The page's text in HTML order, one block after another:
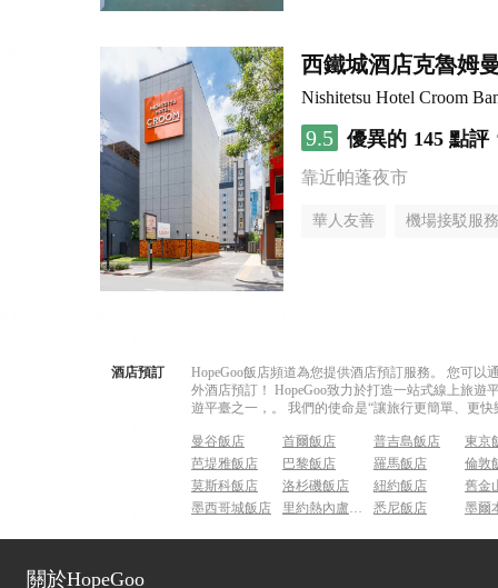
西鐵城酒店克魯姆
Nishitetsu Hotel Croom
9.5 優異的 145 點評
靠近帕蓬夜市
華人友善 機場接駁服務
酒店預訂
HopeGoo飯店頻道為您提供酒店預訂服務。 您可
外酒店預訂！ HopeGoo致力於打造一站式線上旅
遊平臺之一，。 我們的使命是“讓旅行更簡單、更
曼谷飯店 首爾飯店 普吉島飯店
東京
芭堤雅飯店
巴黎飯店 羅馬飯店
倫敦
莫斯科飯店
洛杉磯飯店 紐約飯店
舊金
墨西哥城飯店
里約熱內盧飯店 悉尼飯店 墨爾
關於HopeGoo